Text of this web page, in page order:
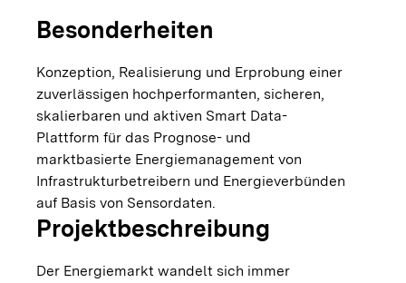
Besonderheiten
Konzeption, Realisierung und Erprobung einer
zuverlässigen hochperformanten, sicheren,
skalierbaren und aktiven Smart Data-
Plattform für das Prognose- und
marktbasierte Energiemanagement von
Infrastrukturbetreibern und Energieverbünden
auf Basis von Sensordaten.
Projektbeschreibung
Der Energiemarkt wandelt sich immer